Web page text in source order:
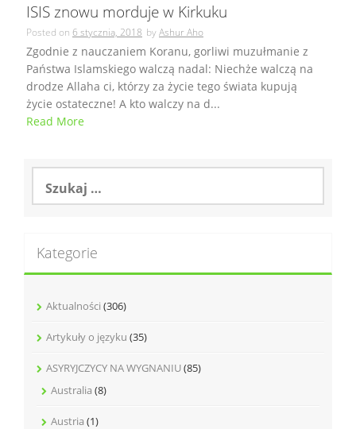
ISIS znowu morduje w Kirkuku
Posted on 6 stycznia, 2018 byAshur Aho
Zgodnie z nauczaniem Koranu, gorliwi muzułmanie z
Państwa Islamskiego walczą nadal: Niechże walczą na
drodze Allaha ci, którzy za życie tego świata kupują
życie ostateczne! A kto walczy na d...
Read More
Szukaj:
Kategorie
Aktualności (306)
Artykuły o języku (35)
ASYRYJCZYCY NA WYGNANIU(85)
Australia (8)
Austria (1)